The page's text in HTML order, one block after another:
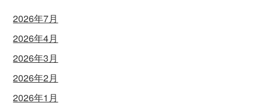
2026年7月
2026年4月
2026年3月
2026年2月
2026年1月